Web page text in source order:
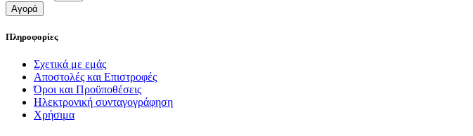
Αγορά
Πληροφορίες
Σχετικά με εμάς
Αποστολές και Επιστροφές
Όροι και Προϋποθέσεις
Ηλεκτρονική συνταγογράφηση
Χρήσιμα